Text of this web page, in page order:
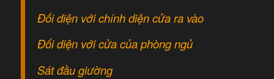
Đối diện với chính diện cửa ra vào
Đối diện với cửa của phòng ngủ
Sát đầu giường